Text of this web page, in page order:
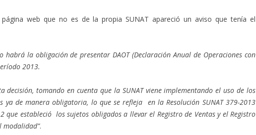
web que no es de la propia SUNAT apareció un aviso que tenía el
habrá la obligación de presentar DAOT (Declaración Anual de Operaciones con
2013.
decisión, tomando en cuenta que la SUNAT viene implementando el uso de los
ya de manera obligatoria, lo que se refleja en la Resolución SUNAT 379-2013
que estableció los sujetos obligados a llevar el Registro de Ventas y el Registro
modalidad”.